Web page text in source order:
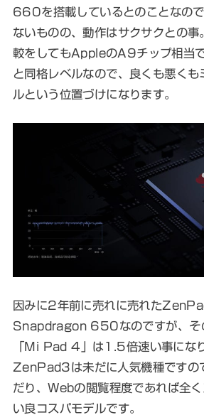
660を搭載しているとのことなの
ないものの、動作はサクサクとの事
較をしてもAppleのA9チップ相当
と同格レベルなので、良くも悪く
ルという位置づけになります。
因みに2年前に売れに売れた
Snapdragon 650なのですが、そ
「Mi Pad 4」は 1.5倍速い事にな
ZenPad3は未だに人気機種ですの
だり、Webの閲覧程度であれば全
い良コスパモデルです。